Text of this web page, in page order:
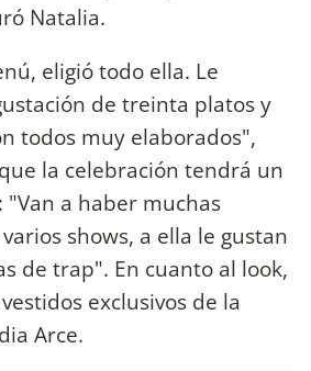
Natalia.
eligió todo ella. Le
de treinta platos y
todos muy elaborados",
la celebración tendrá un
"Van a haber muchas
shows, a ella le gustan
de trap". En cuanto al look,
exclusivos de la
Arce.